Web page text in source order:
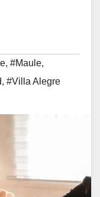
, #Maule,
, #Villa Alegre